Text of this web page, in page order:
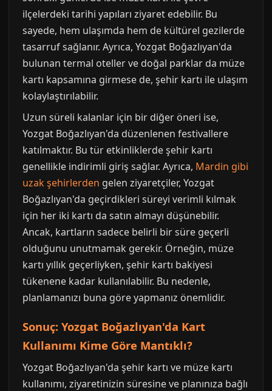
ilçelerdeki tarihi yapıları ziyaret edebilir. Bu
sayede, hem ulaşımda hem de kültürel gezilerde
tasarruf sağlanır. Ayrıca, Yozgat Boğazlıyan'da
bulunan termal oteller ve doğal parklar da müze
kartı kapsamına girmese de, şehir kartı ile ulaşım
kolaylaştırılabilir.
Uzun süreli kalanlar için bir diğer öneri ise,
Yozgat Boğazlıyan'da düzenlenen festivallere
katılmaktır. Bu tür etkinliklerde şehir kartı
genellikle indirimli giriş sağlar. Ayrıca, Mardin gibi
uzak şehirlerden gelen ziyaretçiler, Yozgat
Boğazlıyan'da geçirdikleri süreyi verimli kılmak
için her iki kartı da satın almayı düşünebilir.
Ancak, kartların sadece belirli bir süre geçerli
olduğunu unutmamak gerekir. Örneğin, müze
kartı yıllık geçerliyken, şehir kartı bakiyesi
tükenene kadar kullanılabilir. Bu nedenle,
planlamanızı buna göre yapmanız önemlidir.
Sonuç: Yozgat Boğazlıyan'da Kart
Kullanımı Kime Göre Mantıklı?
Yozgat Boğazlıyan'da şehir kartı ve müze kartı
kullanımı, ziyaretinizin süresine ve planınıza bağlı